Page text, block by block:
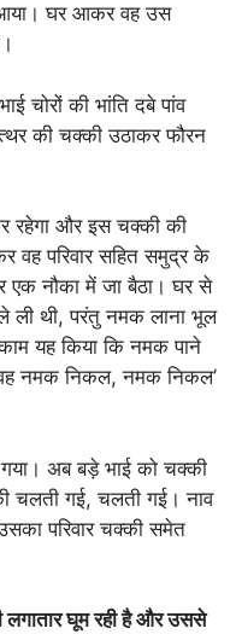
आया। घर आकर वह उस
चोरों की भांति दबे पांव
की चक्की उठाकर फौरन
रहेगा और इस चक्की की
वह परिवार सहित समुद्र के
नौका में जा बैठा। घर से
थी, परंतु नमक लाना भूल
यह किया कि नमक पाने
नमक निकल, नमक निकल’
अब बड़े भाई को चक्की
चलती गई, चलती गई। नाव
परिवार चक्की समेत
घूम रही है और उससे